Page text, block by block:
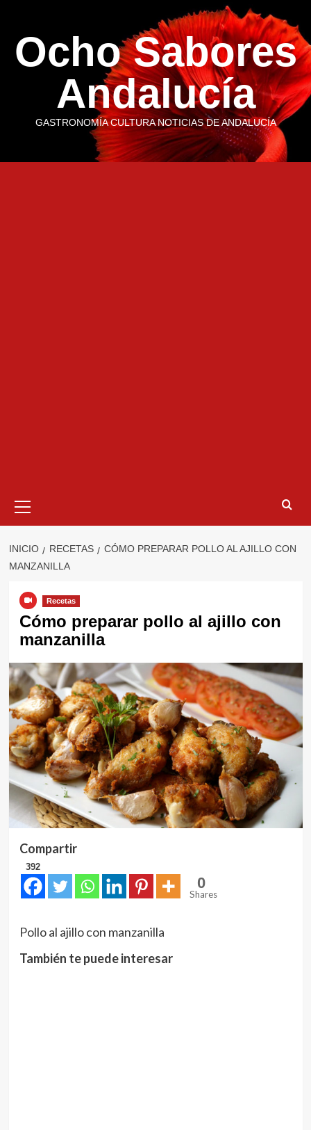
contenido
Ocho Sabores
Andalucía
GASTRONOMÍA CULTURA NOTICIAS DE ANDALUCÍA
primario
INICIO RECETAS
CÓMO PREPARAR POLLO AL AJILLO CON
MANZANILLA
Recetas
Cómo preparar pollo al ajillo con
manzanilla
Compartir
392
0
Shares
Pollo al ajillo con manzanilla
También te puede interesar